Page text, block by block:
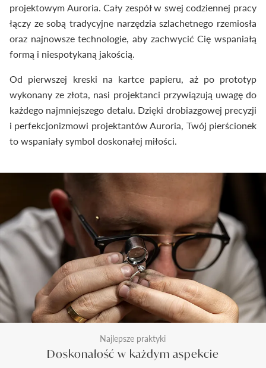
projektowym Auroria. Cały zespół w swej codziennej pracy
łączy ze sobą tradycyjne narzędzia szlachetnego rzemiosła
oraz najnowsze technologie, aby zachwycić Cię wspaniałą
formą i niespotykaną jakością.
Od pierwszej kreski na kartce papieru, aż po prototyp
wykonany ze złota, nasi projektanci przywiązują uwagę do
każdego najmniejszego detalu. Dzięki drobiazgowej precyzji
i perfekcjonizmowi projektantów Auroria, Twój pierścionek
to wspaniały symbol doskonałej miłości.
Najlepsze praktyki
Doskonałość w każdym aspekcie